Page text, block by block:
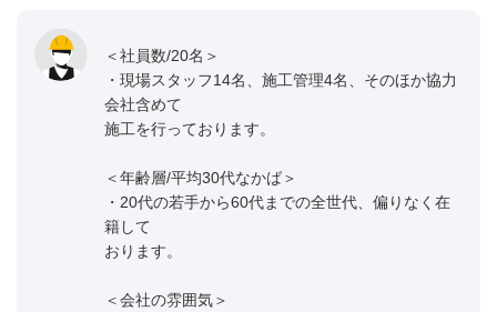
＜社員数/20名＞
・現場スタッフ14名、施工管理4名、そのほか協力
会社含めて
施工を行っております。
＜年齢層/平均30代なかば＞
・20代の若手から60代までの全世代、偏りなく在
籍して
おります。
＜会社の雰囲気＞